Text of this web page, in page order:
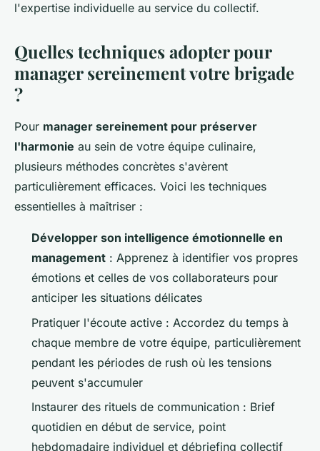
l'expertise individuelle au service du collectif.
Quelles techniques adopter pour
manager sereinement votre brigade
?
Pour manager sereinement pour préserver
l'harmonie au sein de votre équipe culinaire,
plusieurs méthodes concrètes s'avèrent
particulièrement efficaces. Voici les techniques
essentielles à maîtriser :
Développer son intelligence émotionnelle en
management : Apprenez à identifier vos propres
émotions et celles de vos collaborateurs pour
anticiper les situations délicates
Pratiquer l'écoute active : Accordez du temps à
chaque membre de votre équipe, particulièrement
pendant les périodes de rush où les tensions
peuvent s'accumuler
Instaurer des rituels de communication : Brief
quotidien en début de service, point
hebdomadaire individuel et débriefing collectif